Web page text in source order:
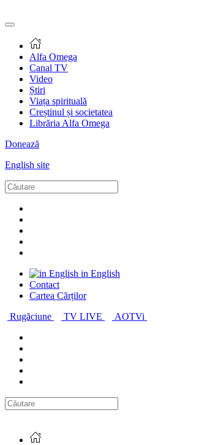
Alfa Omega
Canal TV
Video
Știri
Viața spirituală
Creștinul și societatea
Librăria Alfa Omega
Donează
English site
in English
Contact
Cartea Cărților
Rugăciune
TV LIVE AOTVi